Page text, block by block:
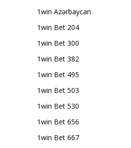
1win Azərbaycan
1win Bet 204
1win Bet 300
1win Bet 382
1win Bet 495
1win Bet 503
1win Bet 530
1win Bet 656
1win Bet 667